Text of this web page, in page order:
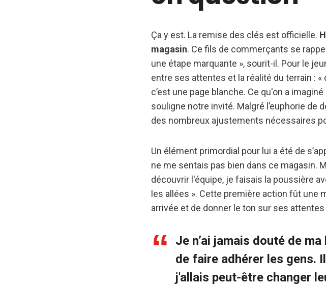
Ça y est. La remise des clés est officielle.
magasin. Ce fils de commerçants se
une étape marquante », sourit-il. Pour le
entre ses attentes et la réalité du terrain :
c’est une page blanche. Ce qu'on a
souligne notre invité. Malgré l’euphorie de
des nombreux ajustements nécessaires
Un élément primordial pour lui a été de
ne me sentais pas bien dans ce magasin.
découvrir l'équipe, je faisais la poussière
les allées ». Cette première action fût une
arrivée et de donner le ton sur ses
Je n’ai jamais douté de
de faire adhérer les gens.
j'allais peut-être changer